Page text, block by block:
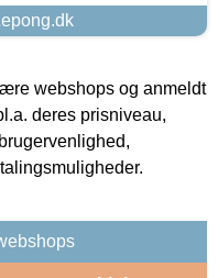
webshops og anmeldt
deres prisniveau,